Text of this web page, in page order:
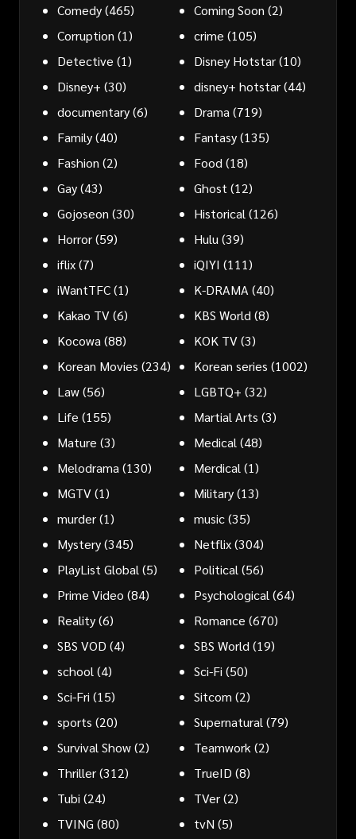
Comedy(465) Coming Soon (2)
Corruption (1) crime (105)
Detective (1) Disney Hotstar(10)
Disney+ (30) disney+ hotstar(44)
documentary(6) Drama (719)
Family(40) Fantasy(135)
Fashion (2) Food (18)
Gay(43) Ghost (12)
Gojoseon (30) Historical (126)
Horror(59) Hulu (39)
iflix(7) iQIYI (111)
iWantTFC(1) K-DRAMA (40)
Kakao TV(6) KBS World (8)
Kocowa (88) KOK TV(3)
Korean Movies (234) Korean series (1002)
Law(56) LGBTQ+ (32)
Life (155) Martial Arts (3)
Mature (3) Medical (48)
Melodrama (130) Merdical (1)
MGTV(1) Military(13)
murder(1) music(35)
Mystery(345) Netflix(304)
PlayList Global (5) Political (56)
Prime Video (84) Psychological (64)
Reality(6) Romance (670)
SBS VOD (4) SBS World (19)
school (4) Sci-Fi (50)
Sci-Fri (15) Sitcom (2)
sports (20) Supernatural (79)
Survival Show(2) Teamwork (2)
Thriller(312) TrueID (8)
Tubi (24) TVer(2)
TVING (80) tvN (5)